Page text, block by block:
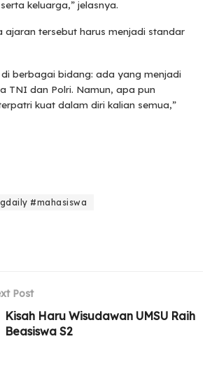
keluarga,” jelasnya.
ajaran tersebut harus menjadi standar
berbagai bidang: ada yang menjadi
TNI dan Polri. Namun, apa pun
kuat dalam diri kalian semua,”
#mahasiswa
Post
Kisah Haru Wisudawan UMSU Raih
Beasiswa S2